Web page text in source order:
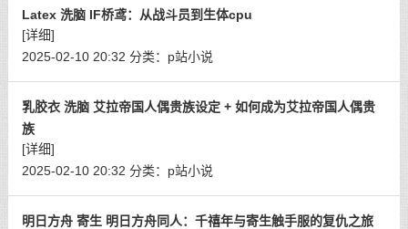
Latex 洗脑 IF桥鸢：从战斗员到生体cpu
[详细]
2025-02-10 20:32 分类： p站小说
乳胶衣 洗脑 艾拉帝国人偶贵族设定 + 如何成为艾拉帝国人偶贵
族
[详细]
2025-02-10 20:32 分类： p站小说
明日方舟 寄生 明日方舟同人：千禧年与寄生触手服的复仇之旅